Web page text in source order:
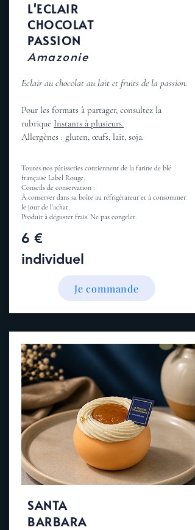
L'ECLAIR
CHOCOLAT
PASSION
Amazonie
​Eclair au chocolat au lait et fruits de la passion.
Pour les formats à partager, consultez la
rubrique Instants à plusieurs.
Allergènes : gluten, œufs, lait, soja.
Toutes nos pâtisseries contiennent de la farine de blé
française Label Rouge.
Conseils de conservation :
À conserver dans sa boîte au réfrigérateur et à consommer
le jour de l’achat.
Produit à déguster frais. Ne pas congeler.
6 €
individuel
Je commande
SANTA
BARBARA